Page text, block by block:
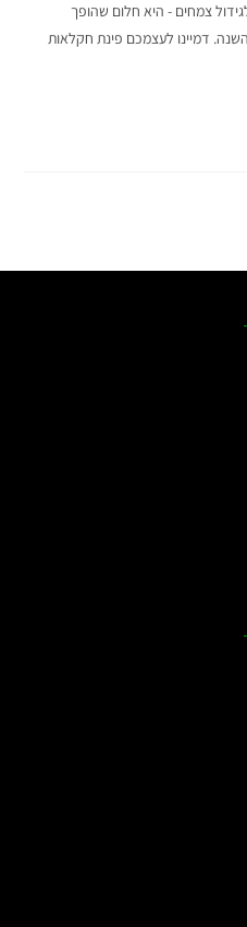
צמחים - היא חלום שהופך
השנה. דמיינו לעצמכם פינת חקלאות